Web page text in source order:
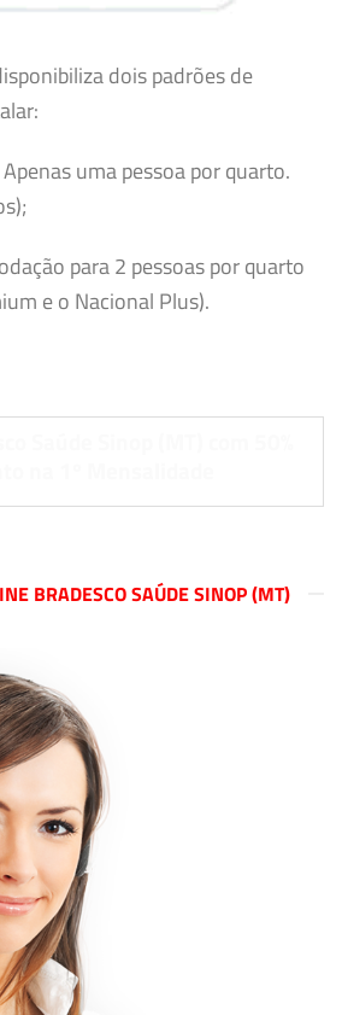
dois padrões de
uma pessoa por quarto.
para 2 pessoas por quarto
e o Nacional Plus).
BRADESCO SAÚDE SINOP (MT)